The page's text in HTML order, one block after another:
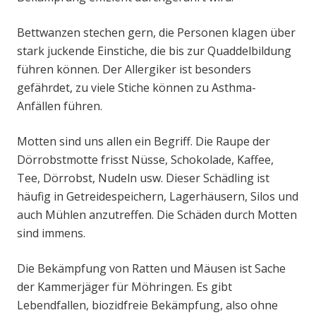
Bettwanzen stechen gern, die Personen klagen über
stark juckende Einstiche, die bis zur Quaddelbildung
führen können. Der Allergiker ist besonders
gefährdet, zu viele Stiche können zu Asthma-
Anfällen führen.
Motten sind uns allen ein Begriff. Die Raupe der
Dörrobstmotte frisst Nüsse, Schokolade, Kaffee,
Tee, Dörrobst, Nudeln usw. Dieser Schädling ist
häufig in Getreidespeichern, Lagerhäusern, Silos und
auch Mühlen anzutreffen. Die Schäden durch Motten
sind immens.
Die Bekämpfung von Ratten und Mäusen ist Sache
der Kammerjäger für Möhringen. Es gibt
Lebendfallen, biozidfreie Bekämpfung, also ohne